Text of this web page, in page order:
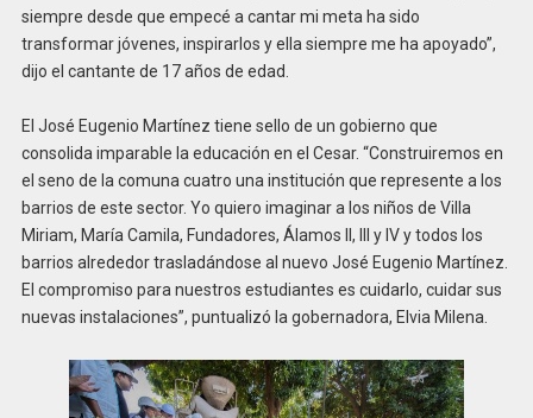
siempre desde que empecé a cantar mi meta ha sido
transformar jóvenes, inspirarlos y ella siempre me ha apoyado”,
dijo el cantante de 17 años de edad.
El José Eugenio Martínez tiene sello de un gobierno que
consolida imparable la educación en el Cesar. “Construiremos en
el seno de la comuna cuatro una institución que represente a los
barrios de este sector. Yo quiero imaginar a los niños de Villa
Miriam, María Camila, Fundadores, Álamos II, III y IV y todos los
barrios alrededor trasladándose al nuevo José Eugenio Martínez.
El compromiso para nuestros estudiantes es cuidarlo, cuidar sus
nuevas instalaciones”, puntualizó la gobernadora, Elvia Milena.